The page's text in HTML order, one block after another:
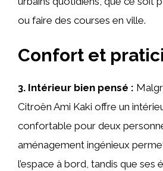
ou faire des courses en ville.
Confort et
3. Intérieur bien pensé :
Citroën Ami Kaki offre un
confortable pour deux
aménagement ingénieux
l’espace à bord, tandis que ses